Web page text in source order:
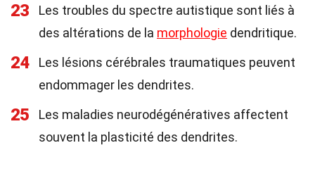
23
Les troubles du spectre autistique sont liés à
des altérations de la morphologie dendritique.
24
Les lésions cérébrales traumatiques peuvent
endommager les dendrites.
25
Les maladies neurodégénératives affectent
souvent la plasticité des dendrites.